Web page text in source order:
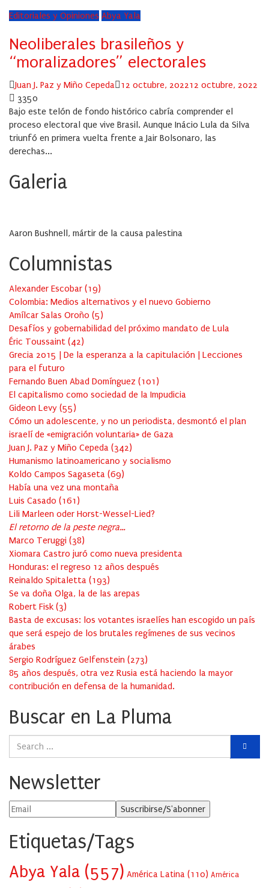
Editoriales y Opiniones Abya Yala
Neoliberales brasileños y
“moralizadores” electorales
Author
Juan J. Paz y Miño Cepeda
Posted
12 octubre, 202212 octubre, 2022
3350
Bajo este telón de fondo histórico cabría comprender el
proceso electoral que vive Brasil. Aunque Inácio Lula da Silva
triunfó en primera vuelta frente a Jair Bolsonaro, las
derechas...
Galeria
Aaron Bushnell, mártir de la causa palestina
Columnistas
Alexander Escobar (19)
Colombia: Medios alternativos y el nuevo Gobierno
Amílcar Salas Oroño (5)
Desafíos y gobernabilidad del próximo mandato de Lula
Éric Toussaint (42)
Grecia 2015 | De la esperanza a la capitulación | Lecciones
para el futuro
Fernando Buen Abad Domínguez (101 )
El capitalismo como sociedad de la Impudicia
Gideon Levy (55)
Cómo un adolescente, y no un periodista, desmontó el plan
israelí de «emigración voluntaria» de Gaza
Juan J. Paz y Miño Cepeda (342)
Humanismo latinoamericano y socialismo
Koldo Campos Sagaseta (69)
Había una vez una montaña
Luis Casado (161 )
Lili Marleen oder Horst-Wessel-Lied?
El retorno de la peste negra…
Marco Teruggi (38)
Xiomara Castro juró como nueva presidenta
Honduras: el regreso 12 años después
Reinaldo Spitaletta (193)
Se va doña Olga, la de las arepas
Robert Fisk (3)
Basta de excusas: los votantes israelíes han escogido un país
que será espejo de los brutales regímenes de sus vecinos
árabes
Sergio Rodríguez Gelfenstein (273)
85 años después, otra vez Rusia está haciendo la mayor
contribución en defensa de la humanidad.
Buscar en La Pluma
Newsletter
Etiquetas/Tags
Abya Yala (557) América Latina (110) América